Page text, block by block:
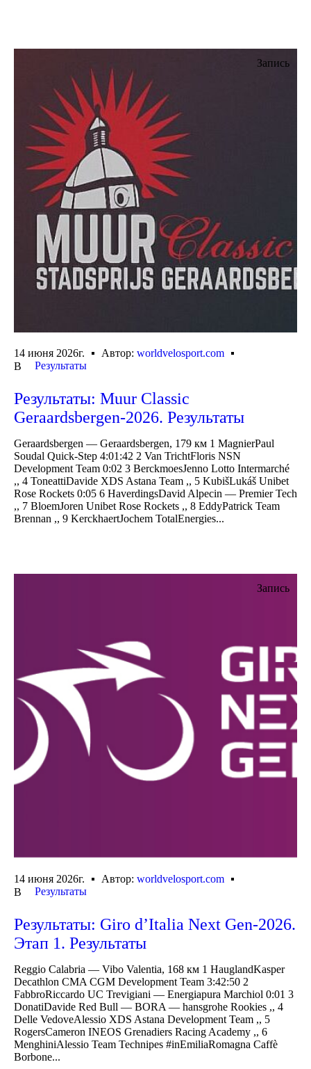
Запись
14 июня 2026г. Автор: worldvelosport.com
В
Результаты
Результаты: Muur Classic
Geraardsbergen-2026. Результаты
Geraardsbergen — Geraardsbergen, 179 км 1 MagnierPaul
Soudal Quick-Step 4:01:42 2 Van TrichtFloris NSN
Development Team 0:02 3 BerckmoesJenno Lotto Intermarché
,, 4 ToneattiDavide XDS Astana Team ,, 5 KubišLukáš Unibet
Rose Rockets 0:05 6 HaverdingsDavid Alpecin — Premier Tech
,, 7 BloemJoren Unibet Rose Rockets ,, 8 EddyPatrick Team
Brennan ,, 9 KerckhaertJochem TotalEnergies...
Запись
14 июня 2026г. Автор: worldvelosport.com
В
Результаты
Результаты: Giro d’Italia Next Gen-2026.
Этап 1. Результаты
Reggio Calabria — Vibo Valentia, 168 км 1 HauglandKasper
Decathlon CMA CGM Development Team 3:42:50 2
FabbroRiccardo UC Trevigiani — Energiapura Marchiol 0:01 3
DonatiDavide Red Bull — BORA — hansgrohe Rookies ,, 4
Delle VedoveAlessio XDS Astana Development Team ,, 5
RogersCameron INEOS Grenadiers Racing Academy ,, 6
MenghiniAlessio Team Technipes #inEmiliaRomagna Caffè
Borbone...